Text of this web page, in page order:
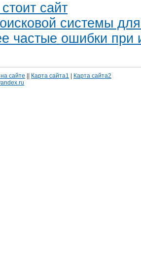
сайт
системы для
частые ошибки при
сайте Карта сайта1
Карта сайта2